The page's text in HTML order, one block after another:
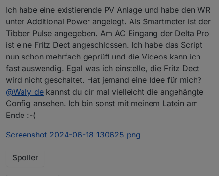
Ich habe eine existierende PV Anlage und habe den WR
unter Additional Power angelegt. Als Smartmeter ist der
Tibber Pulse angegeben. Am AC Eingang der Delta Pro
ist eine Fritz Dect angeschlossen. Ich habe das Script
nun schon mehrfach geprüft und die Videos kann ich
fast auswendig. Egal was ich einstelle, die Fritz Dect
wird nicht geschaltet. Hat jemand eine Idee für mich?
@Waly_de kannst du dir mal vielleicht die angehängte
Config ansehen. Ich bin sonst mit meinem Latein am
Ende :-(
Screenshot 2024-06-18 130625.png
Spoiler